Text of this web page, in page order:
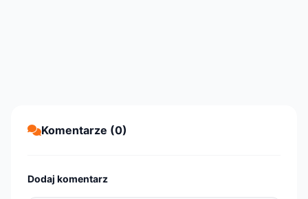
Komentarze (0)
Dodaj komentarz